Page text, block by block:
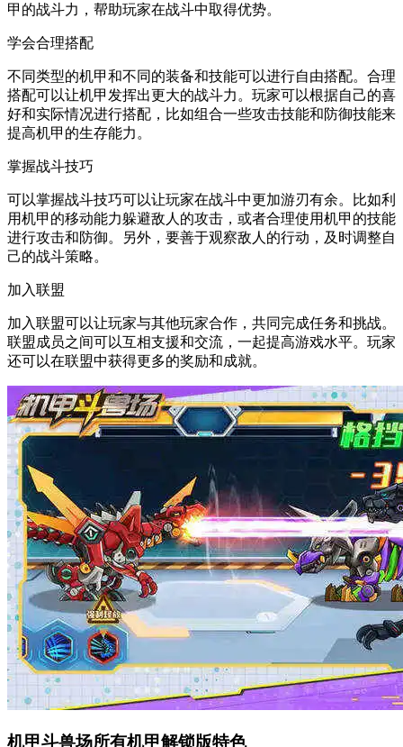
甲的战斗力，帮助玩家在战斗中取得优势。
学会合理搭配
不同类型的机甲和不同的装备和技能可以进行自由搭配。合理
搭配可以让机甲发挥出更大的战斗力。玩家可以根据自己的喜
好和实际情况进行搭配，比如组合一些攻击技能和防御技能来
提高机甲的生存能力。
掌握战斗技巧
可以掌握战斗技巧可以让玩家在战斗中更加游刃有余。比如利
用机甲的移动能力躲避敌人的攻击，或者合理使用机甲的技能
进行攻击和防御。另外，要善于观察敌人的行动，及时调整自
己的战斗策略。
加入联盟
加入联盟可以让玩家与其他玩家合作，共同完成任务和挑战。
联盟成员之间可以互相支援和交流，一起提高游戏水平。玩家
还可以在联盟中获得更多的奖励和成就。
机甲斗兽场所有机甲解锁版特色